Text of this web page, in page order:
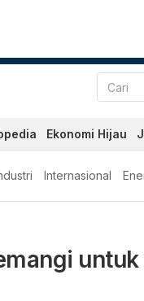
Ekonomi Hijau
Internasional